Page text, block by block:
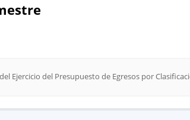
Ejercicio del Presupuesto de Egresos por